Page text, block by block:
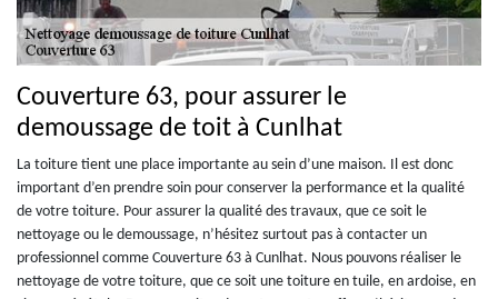
Couverture 63, pour assurer le
demoussage de toit à Cunlhat
La toiture tient une place importante au sein d’une maison. Il est donc
important d’en prendre soin pour conserver la performance et la qualité
de votre toiture. Pour assurer la qualité des travaux, que ce soit le
nettoyage ou le demoussage, n’hésitez surtout pas à contacter un
professionnel comme Couverture 63 à Cunlhat. Nous pouvons réaliser le
nettoyage de votre toiture, que ce soit une toiture en tuile, en ardoise, en